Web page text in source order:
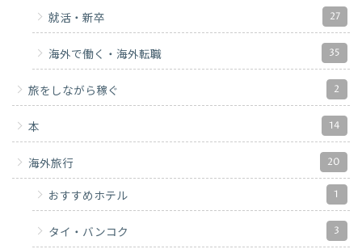
就活・新卒 27
海外で働く・海外転職 35
旅をしながら稼ぐ 2
本 14
海外旅行 20
おすすめホテル 1
タイ・バンコク 3